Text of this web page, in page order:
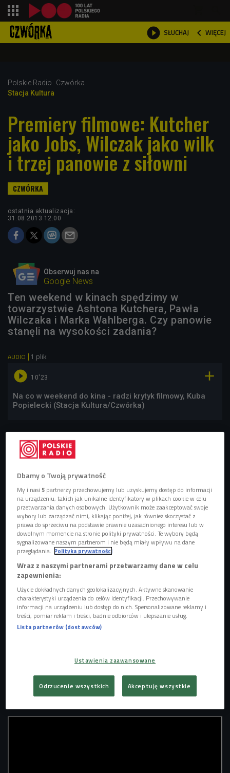
 SŁUCHAJ  WIĘCEJ

Polskie Radio
Czwórka
Stacja Kultura
Premiery filmowe: Kutcher
jako Jobs, Wilczak jako wilk
i trzej panowie z siłowni
ostatnia aktualizacja:
31.08.2013 12:00
Obserwuj nas na
Google News
Ten weekend w kinach spędzimy w
towarzystwie Ashtona Kutchera, Pawła
Wilczaka i Marka Wahlberga. Czy panowie
stanęli na wysokości zadania?
AUDIO 1 plik
 10'23 
Na co w weekend do kina - radzi krytyk filmowy, Kuba
Popielecki (Stacja Kultura/Czwórka)
kadr z filmu "Jobs" Foto: mat. prasowe
biografia Steve'a Jobsa zmieni światową kinematografię?
"Jobs"nie zmieni naszego życia i nie zrewolucjonizuje
kina - uważa krytyk filmowy Kuba Popielecki. - Jedyny
Dbamy o Twoją prywatność
My i nasi5 partnerzy przechowujemy lub uzyskujemy dostęp do informacji
na urządzeniu, takich jak unikalne identyfikatory w plikach cookie w celu
przetwarzania danych osobowych. Użytkownik może zaakceptować swoje
wybory lub zarządzać nimi, klikając poniżej, jak również skorzystać z
prawa do sprzeciwu na podstawie prawnie uzasadnionego interesu lub w
dowolnym momencie na stronie polityki prywatności. Te wybory będą
sygnalizowane naszym partnerom i nie będą miały wpływu na dane
przeglądania. Polityka prywatności
Wraz z naszymi partnerami przetwarzamy dane w celu
zapewnienia:
Użycie dokładnych danych geolokalizacyjnych. Aktywne skanowanie
charakterystyki urządzenia do celów identyfikacji. Przechowywanie
informacji na urządzeniu lub dostęp do nich. Spersonalizowane reklamy i
treści, pomiar reklam i treści, badnie odbiorców i ulepszanie usług.
Lista partnerów (dostawców)
Ustawienia zaawansowane
Odrzucenie wszystkich Akceptuję wszystkie